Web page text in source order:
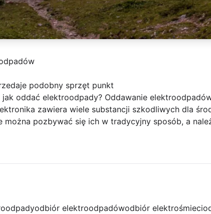
podobny sprzęt punkt
jak oddać elektroodpady? Oddawanie
zawiera wiele substancji szkodliwych dla
można pozbywać się ich w tradycyjny sposób, a
odbiór elektroodpadówodbiór elektrośmieci